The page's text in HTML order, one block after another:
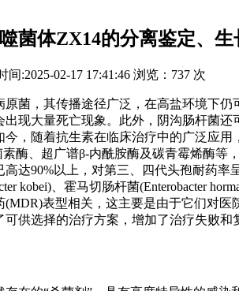
菌体ZX14的分离鉴定、生
间:2025-02-17 17:41:46 浏览： 737 次
原菌，其传播途径广泛，在高盐环境下
现大量死亡现象。此外，阴沟肠杆菌
，随着抗生素在临床治疗中的广泛应
酶、超广谱β-内酰胺酶及碳青霉烯酶
达90%以上，对第三、四代头孢耐药率
kobei)、霍马切肠杆菌(Enterobacter
表型相关，这主要是由于它们对
供选择的治疗方案，增加了治疗失败